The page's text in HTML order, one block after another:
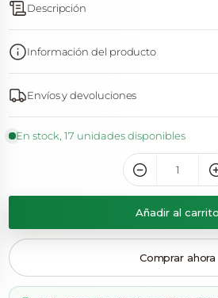
Descripción
Información del producto
Envíos y devoluciones
En stock, 17 unidades disponibles
Añadir al carrito
Comprar ahora